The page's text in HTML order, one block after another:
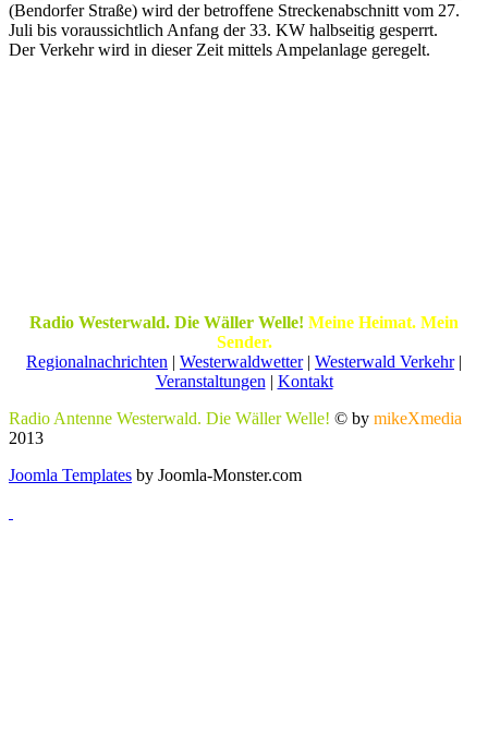
(Bendorfer Straße) wird der betroffene Streckenabschnitt vom 27.
Juli bis voraussichtlich Anfang der 33. KW halbseitig gesperrt.
Der Verkehr wird in dieser Zeit mittels Ampelanlage geregelt.
Radio Westerwald. Die Wäller Welle! Meine Heimat. Mein
Sender.
Regionalnachrichten | Westerwaldwetter| Westerwald Verkehr|
Veranstaltungen | Kontakt
Radio Antenne Westerwald. Die Wäller Welle! © by mikeXmedia
2013
Joomla Templates by Joomla-Monster.com